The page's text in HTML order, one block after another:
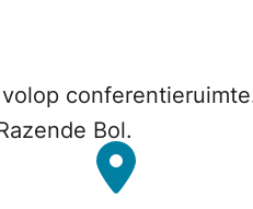
Bol.